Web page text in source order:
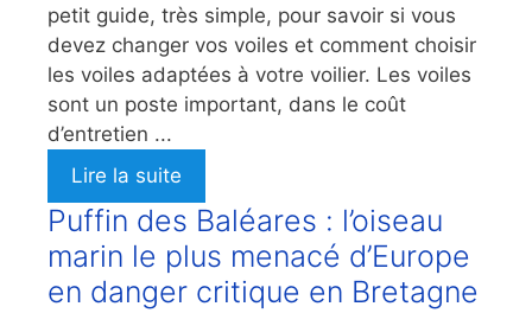
petit guide, très simple, pour savoir si vous
devez changer vos voiles et comment choisir
les voiles adaptées à votre voilier. Les voiles
sont un poste important, dans le coût
d’entretien ...
Lire la suite
Puffin des Baléares : l’oiseau
marin le plus menacé d’Europe
en danger critique en Bretagne